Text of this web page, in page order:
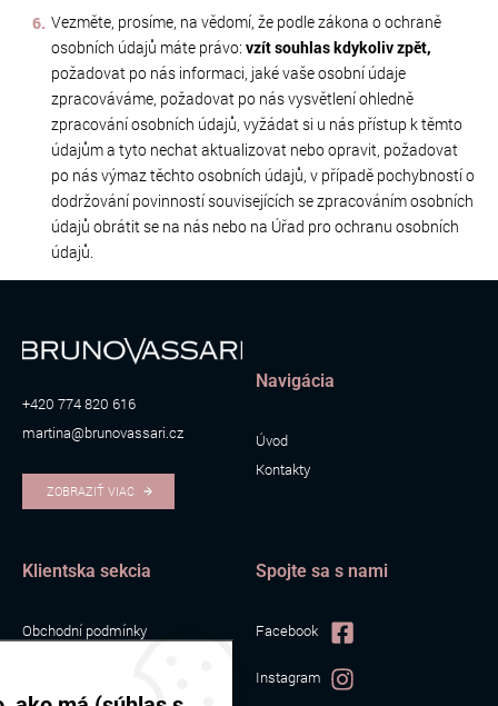
Vezměte, prosíme, na vědomí, že podle zákona o ochraně
osobních údajů máte právo:vzít souhlas kdykoliv zpět,
požadovat po nás informaci, jaké vaše osobní údaje
zpracováváme, požadovat po nás vysvětlení ohledně
zpracování osobních údajů, vyžádat si u nás přístup k těmto
údajům a tyto nechat aktualizovat nebo opravit, požadovat
po nás výmaz těchto osobních údajů, v případě pochybností o
dodržování povinností souvisejících se zpracováním osobních
údajů obrátit se na nás nebo na Úřad pro ochranu osobních
údajů.
+420 774 820 616
martina@brunovassari.cz
ZOBRAZIŤ VIAC
Navigácia
Úvod
Kontakty
Klientska sekcia
Obchodní podmínky
Spojte sa s nami
Facebook
Instagram